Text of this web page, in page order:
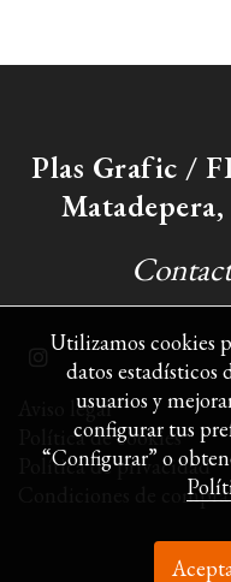
Plas Grafic /
Aviso legal
Política de cookies
Política de privacidad
Condiciones de compra
Utilizamos cookies
datos estadísticos
usuarios y
configurar tus
“Configurar” o